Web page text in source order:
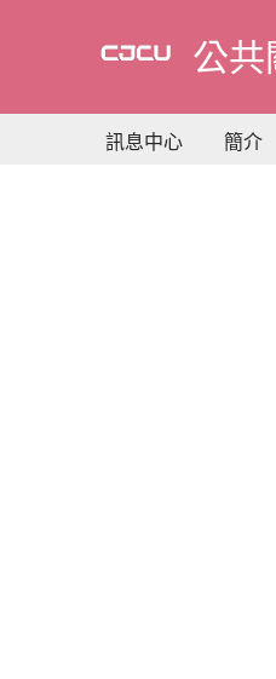
要
容
公共
訊息中心 簡介